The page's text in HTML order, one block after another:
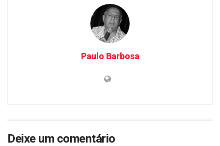
Paulo Barbosa
Deixe um comentário